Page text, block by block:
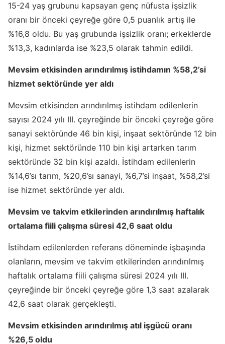
15-24 yaş grubunu kapsayan genç nüfusta işsizlik
oranı bir önceki çeyreğe göre 0,5 puanlık artış ile
%16,8 oldu. Bu yaş grubunda işsizlik oranı; erkeklerde
%13,3, kadınlarda ise %23,5 olarak tahmin edildi.
Mevsim etkisinden arındırılmış istihdamın %58,2’si
hizmet sektöründe yer aldı
Mevsim etkisinden arındırılmış istihdam edilenlerin
sayısı 2024 yılı III. çeyreğinde bir önceki çeyreğe göre
sanayi sektöründe 46 bin kişi, inşaat sektöründe 12 bin
kişi, hizmet sektöründe 110 bin kişi artarken tarım
sektöründe 32 bin kişi azaldı. İstihdam edilenlerin
%14,6’sı tarım, %20,6’sı sanayi, %6,7’si inşaat, %58,2’si
ise hizmet sektöründe yer aldı.
Mevsim ve takvim etkilerinden arındırılmış haftalık
ortalama fiili çalışma süresi 42,6 saat oldu
İstihdam edilenlerden referans döneminde işbaşında
olanların, mevsim ve takvim etkilerinden arındırılmış
haftalık ortalama fiili çalışma süresi 2024 yılı III.
çeyreğinde bir önceki çeyreğe göre 1,3 saat azalarak
42,6 saat olarak gerçekleşti.
Mevsim etkisinden arındırılmış atıl işgücü oranı
%26,5 oldu